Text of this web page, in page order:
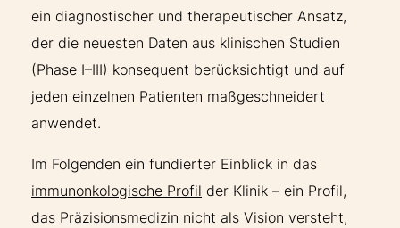
ein diagnostischer und therapeutischer Ansatz,
der die neuesten Daten aus klinischen Studien
(Phase I–III) konsequent berücksichtigt und auf
jeden einzelnen Patienten maßgeschneidert
anwendet.
Im Folgenden ein fundierter Einblick in das
immunonkologische Profil der Klinik – ein Profil,
das Präzisionsmedizin nicht als Vision versteht,